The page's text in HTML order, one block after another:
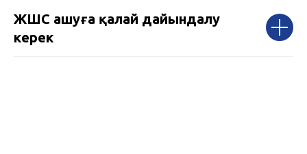
ЖШС ашуға қалай дайындалу
керек